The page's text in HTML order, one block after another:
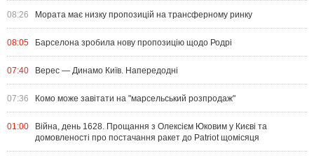
08:26 Мората має низку пропозицій на трансферному ринку
08:05 Барселона зробила нову пропозицію щодо Родрі
07:40 Верес — Динамо Київ. Напередодні
07:36 Комо може завітати на "марсельський розпродаж"
01:00
Війна, день 1628. Прощання з Олексієм Юковим у Києві та
домовленості про постачання ракет до Patriot щомісяця